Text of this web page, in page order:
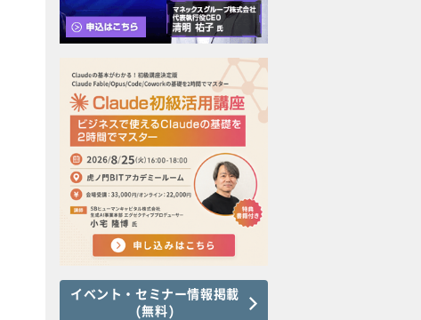
イベント・セミナー情報掲載
(無料)